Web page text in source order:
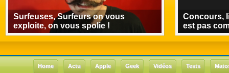
Surfeuses, Surfeurs on vous
exploite, on vous spolie !
Concours,
est pas
Home Actu Apple Geek Vidéos Tests